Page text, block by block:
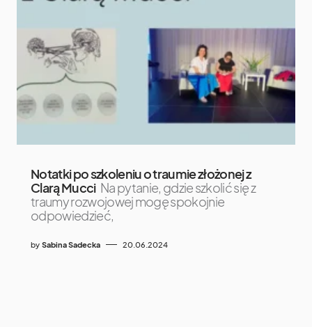
Notatki po szkoleniu o traumie złożonej z
Clarą Mucci Na pytanie, gdzie szkolić się z
traumy rozwojowej mogę spokojnie
odpowiedzieć,
by Sabina Sadecka 20.06.2024